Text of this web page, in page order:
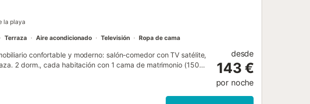
la playa
Terraza Aire acondicionado Televisión Ropa de cama
confortable y moderno: salón-comedor con TV satélite,
2 dorm., cada habitación con 1 cama de matrimonio (150
microondas, congelador, cafetera eléctrica). 2
Terraza 20 m2 parcialmente cubierta. Muebles de
desde
143 €
por noche